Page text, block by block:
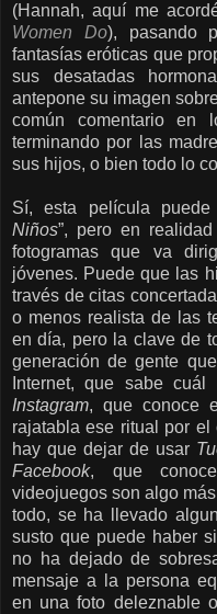
(Hannah, aquí me
Women Do), pasando
fantasías eróticas que
sus desatadas
antepone su imagen
común comentario
terminando por las
sus hijos, o bien todo lo
Sí, esta película puede
Niños”, pero en
fotogramas que va
jóvenes. Puede que las
través de citas
o menos realista de las
en día, pero la clave de
generación de gente
Internet, que sabe
Instagram, que conoce
rajatabla ese ritual por
hay que dejar de usar
Facebook, que
videojuegos son algo
todo, se ha llevado
susto que puede haber
no ha dejado de
mensaje a la persona
en una foto deleznable